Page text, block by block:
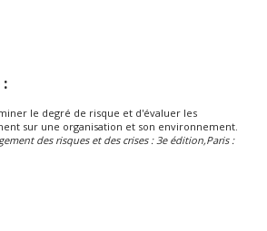
le degré de risque et d'évaluer les
sur une organisation et son environnement.
des risques et des crises : 3e édition,Paris :